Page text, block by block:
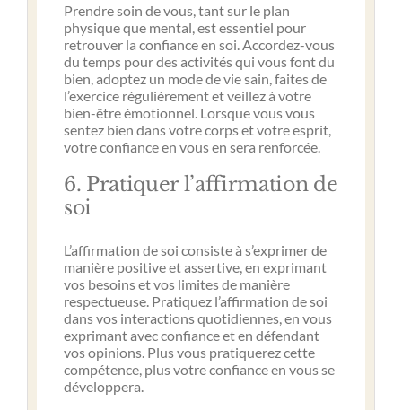
Prendre soin de vous, tant sur le plan
physique que mental, est essentiel pour
retrouver la confiance en soi. Accordez-vous
du temps pour des activités qui vous font du
bien, adoptez un mode de vie sain, faites de
l’exercice régulièrement et veillez à votre
bien-être émotionnel. Lorsque vous vous
sentez bien dans votre corps et votre esprit,
votre confiance en vous en sera renforcée.
6. Pratiquer l’affirmation de
soi
L’affirmation de soi consiste à s’exprimer de
manière positive et assertive, en exprimant
vos besoins et vos limites de manière
respectueuse. Pratiquez l’affirmation de soi
dans vos interactions quotidiennes, en vous
exprimant avec confiance et en défendant
vos opinions. Plus vous pratiquerez cette
compétence, plus votre confiance en vous se
développera.